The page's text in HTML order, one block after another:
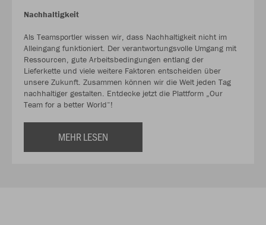
Nachhaltigkeit
Als Teamsportler wissen wir, dass Nachhaltigkeit nicht im
Alleingang funktioniert. Der verantwortungsvolle Umgang mit
Ressourcen, gute Arbeitsbedingungen entlang der
Lieferkette und viele weitere Faktoren entscheiden über
unsere Zukunft. Zusammen können wir die Welt jeden Tag
nachhaltiger gestalten. Entdecke jetzt die Plattform „Our
Team for a better World“!
MEHR LESEN